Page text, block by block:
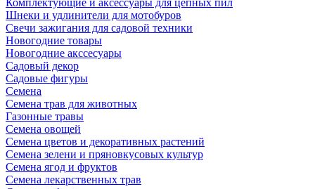
Комплектующие и аксессуары для цепных пил
Шнеки и удлинители для мотобуров
Свечи зажигания для садовой техники
Новогодние товары
Новогодние акссесуары
Садовый декор
Садовые фигуры
Семена
Семена трав для животных
Газонные травы
Семена овощей
Семена цветов и декоративных растений
Семена зелени и пряновкусовых культур
Семена ягод и фруктов
Семена лекарственных трав